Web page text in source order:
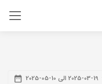
2025-03-19 الی 10-05-2025